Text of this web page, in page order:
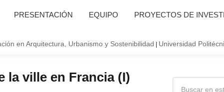
en Arquitectura, Urbanismo y Sostenibilidad Universidad
PRESENTACIÓN EQUIPO PROYECTOS DE
la ville en Francia (I)
Barra